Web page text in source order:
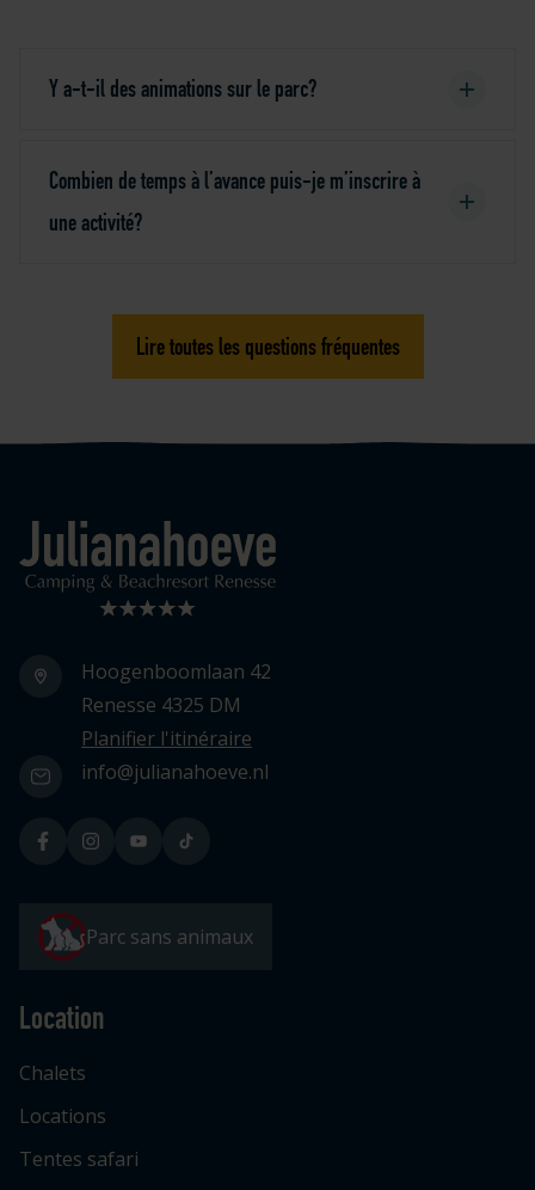
Y a-t-il des animations sur le parc?
Combien de temps à l’avance puis-je m’inscrire à
une activité?
Lire toutes les questions fréquentes
Logo Julianahoeve
Hoogenboomlaan 42
Renesse 4325 DM
Planifier l'itinéraire
info@julianahoeve.nl
Parc sans animaux
Location
Chalets
Locations
Tentes safari